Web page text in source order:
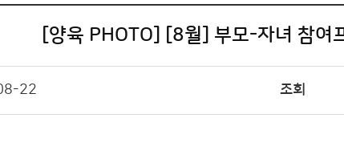
[양육 PHOTO] [8월] 부모-자녀 참여
22 조회